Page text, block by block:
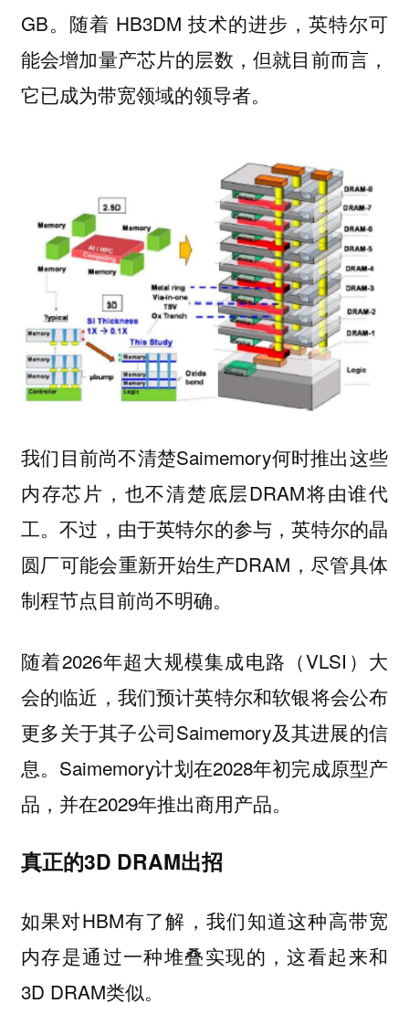
GB。随着 HB3DM 技术的进步，英特尔可
能会增加量产芯片的层数，但就目前而言，
它已成为带宽领域的领导者。
我们目前尚不清楚Saimemory何时推出这些
内存芯片，也不清楚底层DRAM将由谁代
工。不过，由于英特尔的参与，英特尔的晶
圆厂可能会重新开始生产DRAM，尽管具体
制程节点目前尚不明确。
随着2026年超大规模集成电路（VLSI）大
会的临近，我们预计英特尔和软银将会公布
更多关于其子公司Saimemory及其进展的信
息。Saimemory计划在2028年初完成原型产
品，并在2029年推出商用产品。
真正的3D DRAM出招
如果对HBM有了解，我们知道这种高带宽
内存是通过一种堆叠实现的，这看起来和
3D DRAM类似。